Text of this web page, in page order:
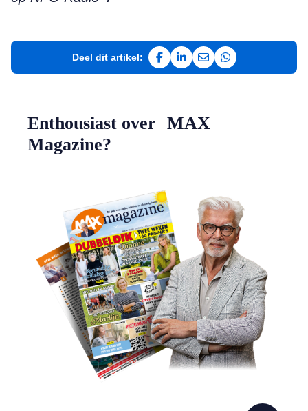
Deel dit artikel:
Deel op Facebook
Deel op LinkedIn
Deel via e-mail
Deel via
Enthousiast over MAX
Magazine?